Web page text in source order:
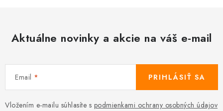
Aktuálne novinky a akcie na váš e-mail
Email
Vložením e-mailu súhlasíte s podmienkami ochrany osobných údajov
PRIHLÁSIŤ SA